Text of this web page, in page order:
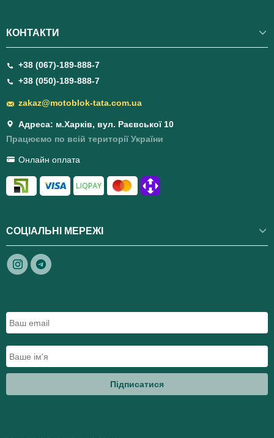
КОНТАКТИ
+38 (067)-189-888-7
+38 (050)-189-888-7
zakaz@motoblok-tata.com.ua
Адреса: м.Харків, вул. Раєвської 10
Працюємо по всій території України
Онлайн оплата
СОЦІАЛЬНІ МЕРЕЖІ
Підписатися